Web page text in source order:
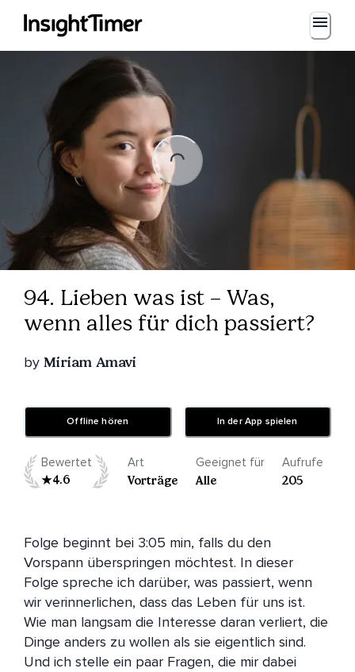
Loading...
94. Lieben was ist – Was,
wenn alles für dich passiert?
by Miriam Amavi
Offline hören In der App spielen
Bewertet
4.6
Art
Vorträge
Geeignet für
Alle
Aufrufe
205
Folge beginnt bei 3:05 min, falls du den
Vorspann überspringen möchtest. In dieser
Folge spreche ich darüber, was passiert, wenn
wir verinnerlichen, dass das Leben für uns ist.
Wie man langsam die Interesse daran verliert, die
Dinge anders zu wollen als sie eigentlich sind.
Und ich stelle ein paar Fragen, die mir dabei